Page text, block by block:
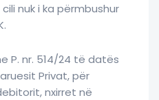
nuk i ka përmbushur
P. nr. 514/24 të datës
Privat, për
nxirret në